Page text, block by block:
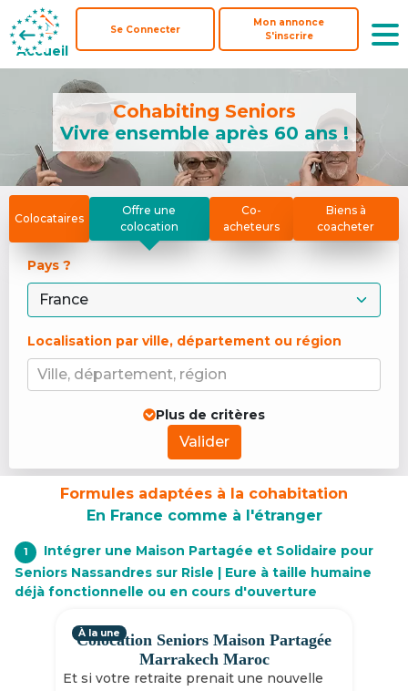
Accueil
Se Connecter
Mon annonce
S'inscrire
Accueil
Se Connecter
Mon annonce
S'inscrire
Cohabiting Seniors
Vivre ensemble après 60 ans !
Colocataires
Offre une
colocation
Co-
acheteurs
Biens à
coacheter
Pays ?
Localisation par ville, département ou région
Ville, département, région
Plus de critères
Valider
Formules adaptées à la cohabitation
En France comme à l'étranger
1
Intégrer une Maison Partagée et Solidaire pour
Seniors Nassandres sur Risle | Eure à taille humaine
déjà fonctionnelle ou en cours d'ouverture
Colocation Seniors Maison Partagée
Marrakech Maroc
Et si votre retraite prenait une nouvelle
À la une